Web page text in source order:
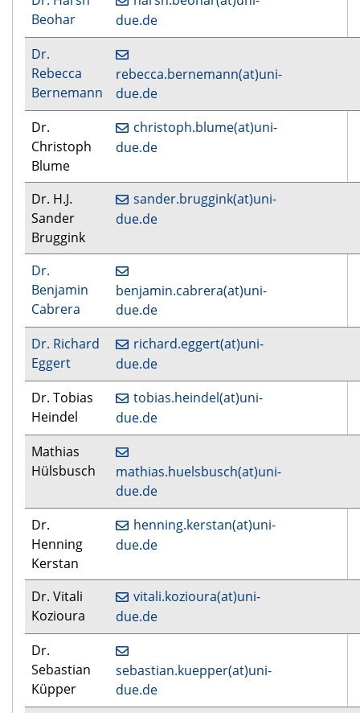
Beohar
due.de
Dr.
Rebecca
Bernemann
rebecca.bernemann(at)uni-
due.de
Dr.
Christoph
Blume
christoph.blume(at)uni-
due.de
Dr. H.J.
Sander
Bruggink
sander.bruggink(at)uni-
due.de
Dr.
Benjamin
Cabrera
benjamin.cabrera(at)uni-
due.de
Dr. Richard
Eggert
richard.eggert(at)uni-
due.de
Dr. Tobias
Heindel
tobias.heindel(at)uni-
due.de
Mathias
Hülsbusch
mathias.huelsbusch(at)uni-
due.de
Dr.
Henning
Kerstan
henning.kerstan(at)uni-
due.de
Dr. Vitali
Kozioura
vitali.kozioura(at)uni-
due.de
Dr.
Sebastian
Küpper
sebastian.kuepper(at)uni-
due.de